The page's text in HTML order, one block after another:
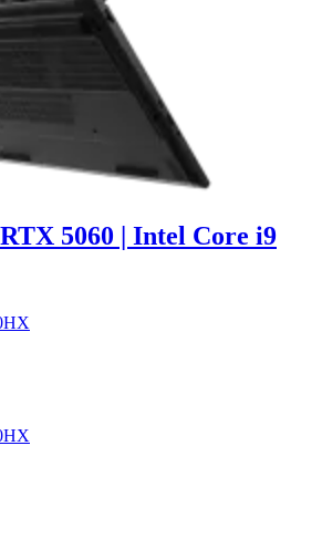
RTX 5060 | Intel Core i9